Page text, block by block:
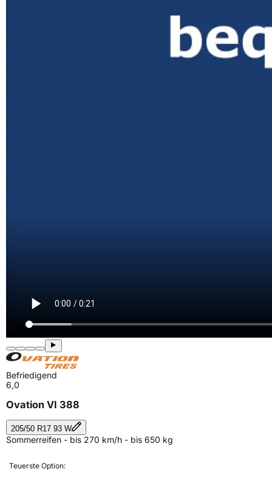
Befriedigend
6,0
Ovation VI 388
205/50 R17 93 W
Sommerreifen - bis 270 km/h - bis 650 kg
Teuerste Option: